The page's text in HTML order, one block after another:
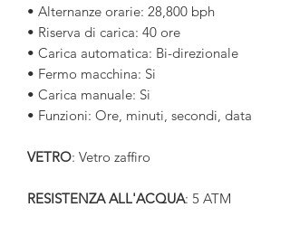
• Alternanze orarie: 28,800 bph
• Riserva di carica: 40 ore
• Carica automatica: Bi-direzionale
• Fermo macchina: Si
• Carica manuale: Si
• Funzioni: Ore, minuti, secondi, data
VETRO: Vetro zaffiro
RESISTENZA ALL'ACQUA: 5 ATM